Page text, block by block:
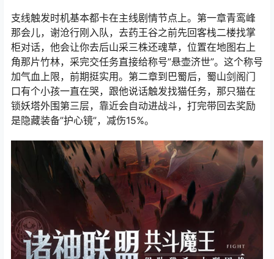
支线触发时机基本都卡在主线剧情节点上。第一章青鸾峰
那会儿，谢沧行刚入队，去药王谷之前先回客栈二楼找掌
柜对话，他会让你去后山采三株还魂草，位置在地图右上
角那片竹林，采完交任务直接给称号”悬壶济世”。这个称号
加气血上限，前期挺实用。第二章到巴蜀后，蜀山剑阁门
口有个小孩一直在哭，跟他说话触发找猫任务，那只猫在
锁妖塔外围第三层，靠近会自动进战斗，打完带回去奖励
是隐藏装备”护心镜”，减伤15%。